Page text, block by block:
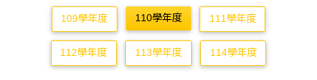
109學年度 110學年度 111學年度
112學年度 113學年度 114學年度